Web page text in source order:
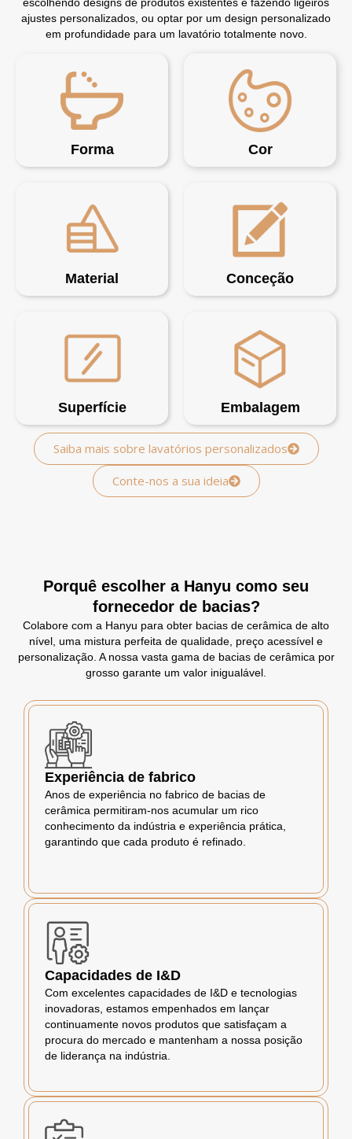
ajustes personalizados, ou optar por um design personalizado
em profundidade para um lavatório totalmente novo.
Forma Cor
Material Conceção
Superfície Embalagem
Saiba mais sobre lavatórios personalizados
Conte-nos a sua ideia
Porquê escolher a Hanyu como seu
fornecedor de bacias?
Colabore com a Hanyu para obter bacias de cerâmica de alto
nível, uma mistura perfeita de qualidade, preço acessível e
personalização. A nossa vasta gama de bacias de cerâmica por
grosso garante um valor inigualável.
Experiência de fabrico
Anos de experiência no fabrico de bacias de
cerâmica permitiram-nos acumular um rico
conhecimento da indústria e experiência prática,
garantindo que cada produto é refinado.
Capacidades de I&D
Com excelentes capacidades de I&D e tecnologias
inovadoras, estamos empenhados em lançar
continuamente novos produtos que satisfaçam a
procura do mercado e mantenham a nossa posição
de liderança na indústria.